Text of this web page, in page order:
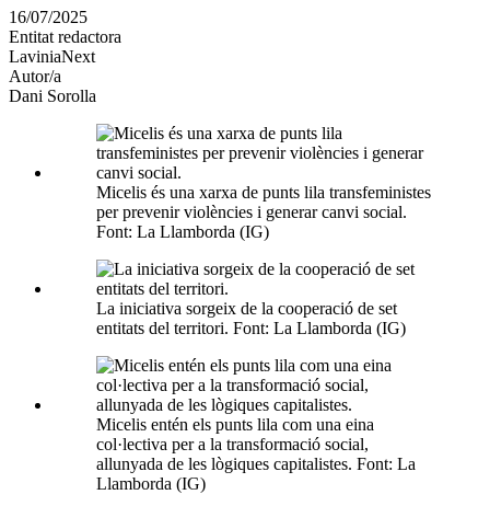
altres
xarxes
socials
16/07/2025
Entitat redactora
LaviniaNext
Autor/a
Dani Sorolla
Micelis és una xarxa de punts lila transfeministes
per prevenir violències i generar canvi social.
Font: La Llamborda (IG)
La iniciativa sorgeix de la cooperació de set
entitats del territori. Font: La Llamborda (IG)
Micelis entén els punts lila com una eina
col·lectiva per a la transformació social,
allunyada de les lògiques capitalistes. Font: La
Llamborda (IG)